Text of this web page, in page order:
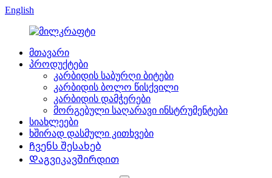
English
მთავარი
პროდუქტები
კარბიდის საბურღი ბიტები
კარბიდის ბოლო წისქვილი
კარბიდის დამჭერები
მორგებული საღარავი ინსტრუმენტები
სიახლეები
ხშირად დასმული კითხვები
Ჩვენს შესახებ
Დაგვიკავშირდით